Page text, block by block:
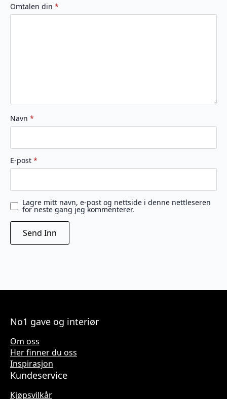
av
5
av
5
av
5
av
5
av
5
Omtalen din *
Navn *
E-post *
Lagre mitt navn, e-post og nettside i denne nettleseren
for neste gang jeg kommenterer.
No1 gave og interiør
Om oss
Her finner du oss
Inspirasjon
Kundeservice
Kjøpsvilkår